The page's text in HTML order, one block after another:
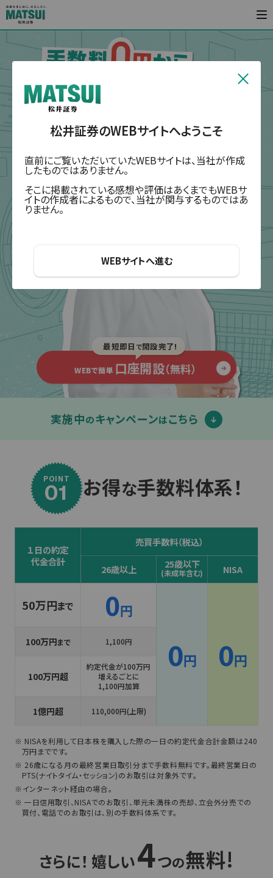
最短即日 で開設完了!
WEBで簡単 口座開設（無料）
実施中のキャンペーンはこちら
POINT
01 お得な手数料体系！
１日の約定
代金合計
売買手数料（税込）
26歳以上 25歳以下
(未成年含む) NISA
50万円まで 0円
0円 0円
100万円まで 1,100円
100万円超
約定代金が100万円
増えるごとに
1,100円加算
1億円超 110,000円(上限)
NISAを利用して日本株を購入した際の一日の約定代金合計金額は240
万円までです。
26歳になる月の最終営業日取引分まで手数料無料です。最終営業日の
PTS(ナイトタイム・セッション)のお取引は対象外です。
インターネット経由の場合。
一日信用取引、NISAでのお取引、単元未満株の売却、立会外分売での
買付、電話でのお取引は、別の手数料体系です。
さらに！ 嬉しい4つの無料!
松井証券のWEBサイトへようこそ
直前にご覧いただいていたWEBサイトは、当社が作成
したものではありません。
そこに掲載されている感想や評価はあくまでもWEBサ
イトの作成者によるもので、当社が関与するものではあ
りません。
WEBサイトへ進む